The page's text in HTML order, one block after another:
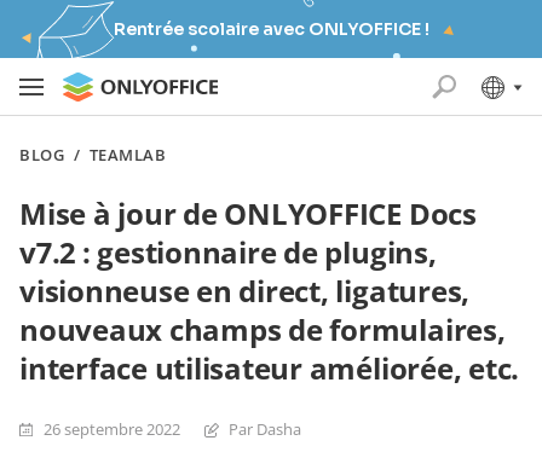
Rentrée scolaire avec ONLYOFFICE !
BLOG / TEAMLAB
Mise à jour de ONLYOFFICE Docs
v7.2 : gestionnaire de plugins,
visionneuse en direct, ligatures,
nouveaux champs de formulaires,
interface utilisateur améliorée, etc.
26 septembre 2022 Par Dasha